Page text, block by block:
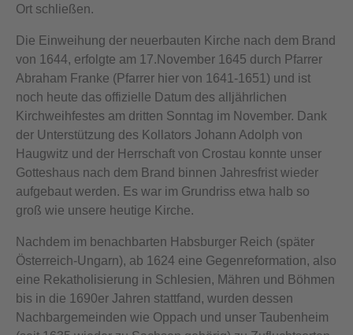
Ort schließen.
Die Einweihung der neuerbauten Kirche nach dem Brand
von 1644, erfolgte am 17.November 1645 durch Pfarrer
Abraham Franke (Pfarrer hier von 1641-1651) und ist
noch heute das offizielle Datum des alljährlichen
Kirchweihfestes am dritten Sonntag im November. Dank
der Unterstützung des Kollators Johann Adolph von
Haugwitz und der Herrschaft von Crostau konnte unser
Gotteshaus nach dem Brand binnen Jahresfrist wieder
aufgebaut werden. Es war im Grundriss etwa halb so
groß wie unsere heutige Kirche.
Nachdem im benachbarten Habsburger Reich (später
Österreich-Ungarn), ab 1624 eine Gegenreformation, also
eine Rekatholisierung in Schlesien, Mähren und Böhmen
bis in die 1690er Jahren stattfand, wurden dessen
Nachbargemeinden wie Oppach und unser Taubenheim